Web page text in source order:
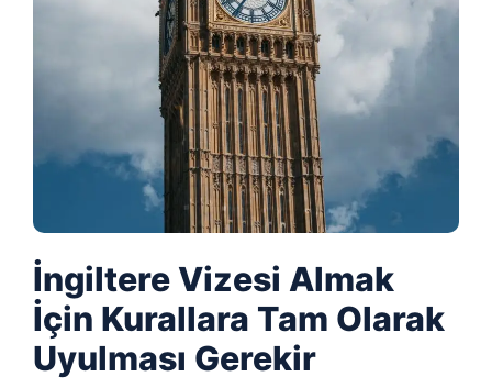
İngiltere Vizesi Almak
İçin Kurallara Tam Olarak
Uyulması Gerekir